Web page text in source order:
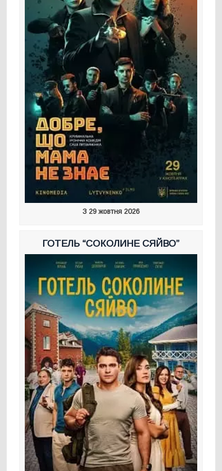
З 29 жовтня 2026
ГОТЕЛЬ “СОКОЛИНЕ СЯЙВО”